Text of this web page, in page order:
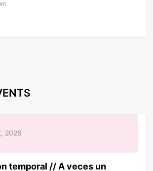
2026
temporal // A veces un